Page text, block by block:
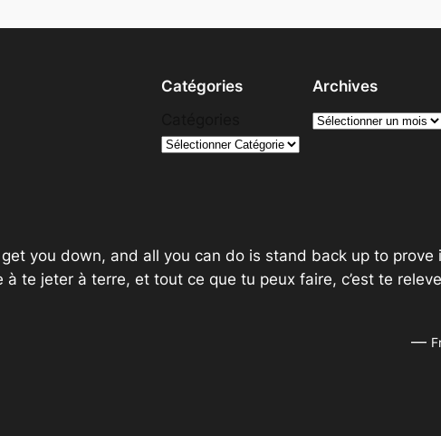
Catégories
Archives
A
e
s
you down, and all you can do is stand back up to prove
te jeter à terre, et tout ce que tu peux faire, c’est te
—